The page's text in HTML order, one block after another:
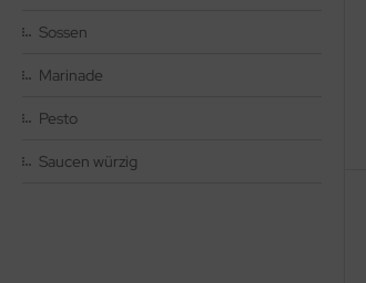
Sossen
Marinade
Pesto
Saucen würzig